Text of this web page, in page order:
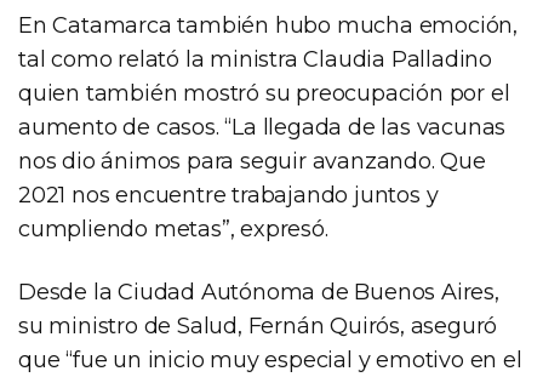
En Catamarca también hubo mucha emoción,
tal como relató la ministra Claudia Palladino
quien también mostró su preocupación por el
aumento de casos. “La llegada de las vacunas
nos dio ánimos para seguir avanzando. Que
2021 nos encuentre trabajando juntos y
cumpliendo metas”, expresó.
Desde la Ciudad Autónoma de Buenos Aires,
su ministro de Salud, Fernán Quirós, aseguró
que “fue un inicio muy especial y emotivo en el